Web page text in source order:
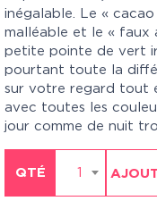
inégalable. Le «
malléable et le « faux
petite pointe de vert
pourtant toute la
sur votre regard tout
avec toutes les
jour comme de nuit
QTÉ 1